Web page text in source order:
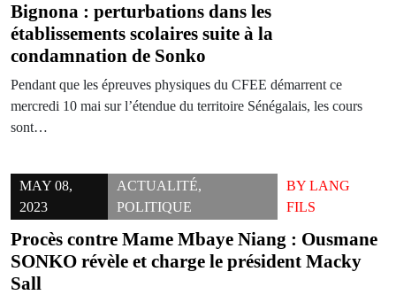
Bignona : perturbations dans les
établissements scolaires suite à la
condamnation de Sonko
Pendant que les épreuves physiques du CFEE démarrent ce
mercredi 10 mai sur l’étendue du territoire Sénégalais, les cours
sont…
MAY 08,
2023
ACTUALITÉ,
POLITIQUE
BYLANG
FILS
Procès contre Mame Mbaye Niang : Ousmane
SONKO révèle et charge le président Macky
Sall